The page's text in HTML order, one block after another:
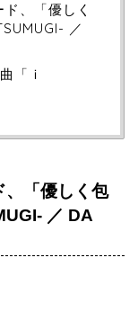
、「優しく
／
「ｉ
、「優しく包
／ DA